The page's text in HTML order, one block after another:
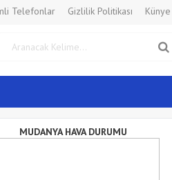
Telefonlar Gizlilik Politikası Künye
MUDANYA HAVA DURUMU